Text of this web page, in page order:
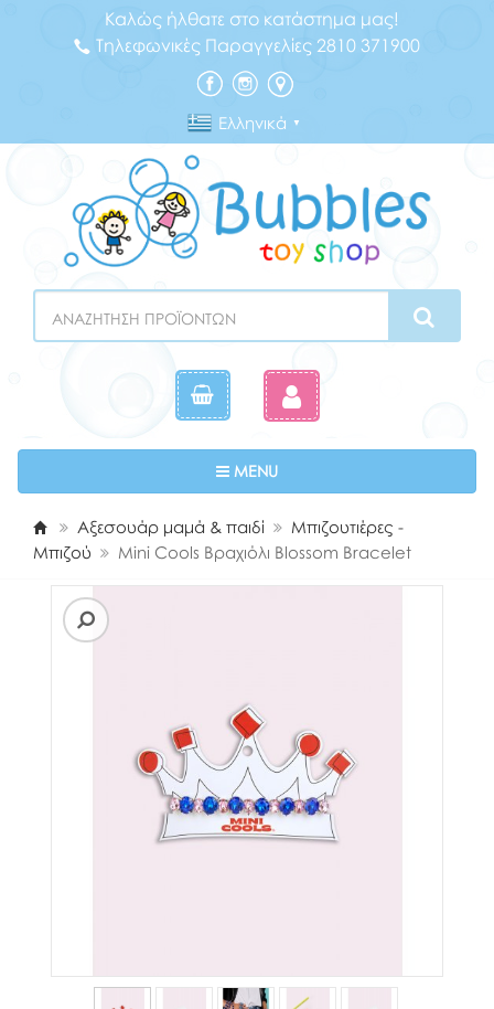
Καλώς ήλθατε στο κατάστημα μας!
Τηλεφωνικές Παραγγελίες 2810 371900
Ελληνικά ▼
MENUToggle navigation
Αξεσουάρ μαμά & παιδί
Μπιζουτιέρες -
Μπιζού
Mini Cools Βραχιόλι Blossom Bracelet